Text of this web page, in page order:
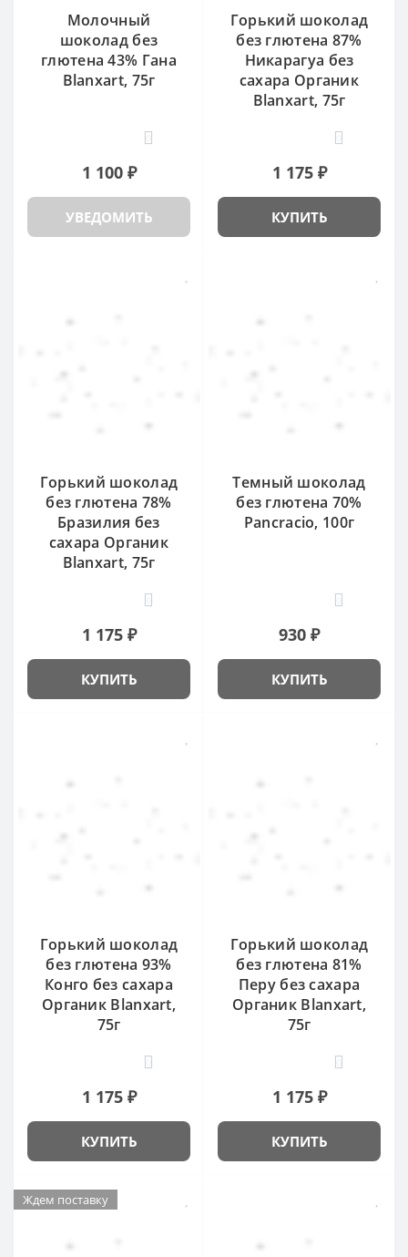
Молочный
шоколад без
глютена 43% Гана
Blanxart, 75г
1 100 ₽
УВЕДОМИТЬ
Горький шоколад
без глютена 87%
Никарагуа без
сахара Органик
Blanxart, 75г
1 175 ₽
КУПИТЬ
Горький шоколад
без глютена 78%
Бразилия без
сахара Органик
Blanxart, 75г
1 175 ₽
КУПИТЬ
Темный шоколад
без глютена 70%
Pancracio, 100г
930 ₽
КУПИТЬ
Горький шоколад
без глютена 93%
Конго без сахара
Органик Blanxart,
75г
1 175 ₽
КУПИТЬ
Горький шоколад
без глютена 81%
Перу без сахара
Органик Blanxart,
75г
1 175 ₽
КУПИТЬ
Ждем поставку